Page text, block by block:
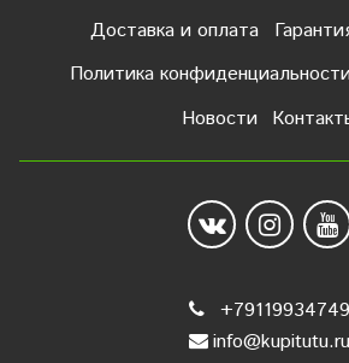
Доставка и оплата
Политика
Новости
+79119934749
info@kupitutu.ru